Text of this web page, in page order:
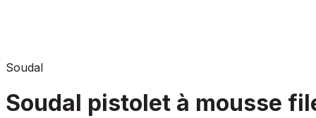
Soudal
Soudal pistolet à mousse